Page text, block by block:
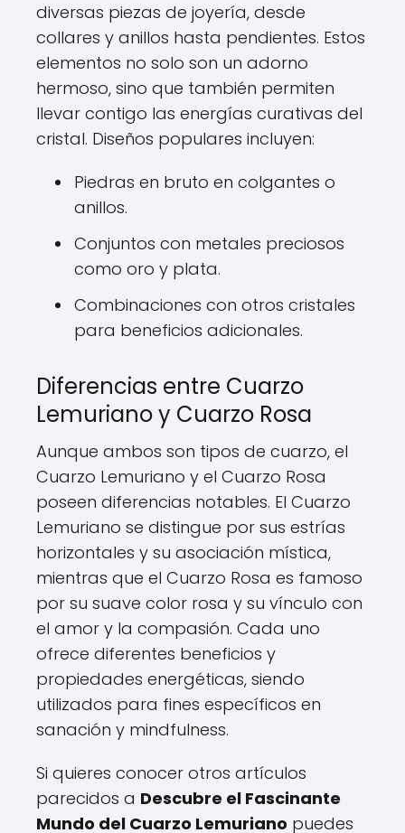
diversas piezas de joyería, desde
collares y anillos hasta pendientes. Estos
elementos no solo son un adorno
hermoso, sino que también permiten
llevar contigo las energías curativas del
cristal. Diseños populares incluyen:
Piedras en bruto en colgantes o
anillos.
Conjuntos con metales preciosos
como oro y plata.
Combinaciones con otros cristales
para beneficios adicionales.
Diferencias entre Cuarzo
Lemuriano y Cuarzo Rosa
Aunque ambos son tipos de cuarzo, el
Cuarzo Lemuriano y el Cuarzo Rosa
poseen diferencias notables. El Cuarzo
Lemuriano se distingue por sus estrías
horizontales y su asociación mística,
mientras que el Cuarzo Rosa es famoso
por su suave color rosa y su vínculo con
el amor y la compasión. Cada uno
ofrece diferentes beneficios y
propiedades energéticas, siendo
utilizados para fines específicos en
sanación y mindfulness.
Si quieres conocer otros artículos
parecidos a Descubre el Fascinante
Mundo del Cuarzo Lemuriano puedes